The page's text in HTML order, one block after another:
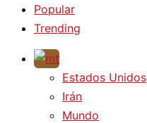
Popular
Trending
Estados Unidos
Irán
Mundo